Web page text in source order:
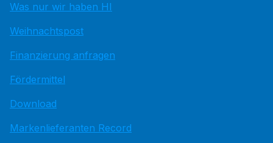
Was nur wir haben HI
Weihnachtspost
Finanzierung anfragen
Fördermittel
Download
Markenlieferanten Record